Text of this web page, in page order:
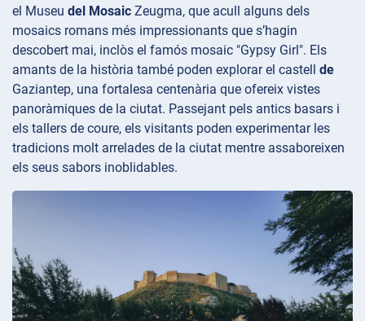
el Museu del Mosaic Zeugma, que acull alguns dels
mosaics romans més impressionants que s’hagin
descobert mai, inclòs el famós mosaic "Gypsy Girl". Els
amants de la història també poden explorar el castell de
Gaziantep, una fortalesa centenària que ofereix vistes
panoràmiques de la ciutat. Passejant pels antics basars i
els tallers de coure, els visitants poden experimentar les
tradicions molt arrelades de la ciutat mentre assaboreixen
els seus sabors inoblidables.